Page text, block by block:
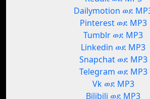
Dailymotion ወደ
Pinterest ወደ MP3
Tumblr ወደ MP3
Linkedin ወደ MP3
Snapchat ወደ MP3
Telegram ወደ MP3
Vk ወደ MP3
Bilibili ወደ MP3